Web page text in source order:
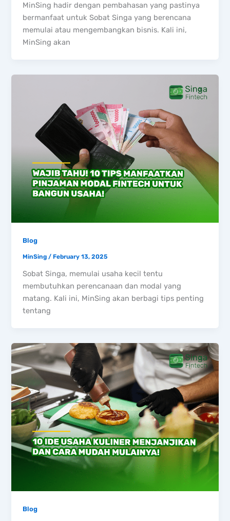
MinSing hadir dengan pembahasan yang pastinya
bermanfaat untuk Sobat Singa yang berencana
memulai atau mengembangkan bisnis. Kali ini,
MinSing akan
Blog
MinSing/February 13, 2025
Sobat Singa, memulai usaha kecil tentu
membutuhkan perencanaan dan modal yang
matang. Kali ini, MinSing akan berbagi tips penting
tentang
Blog